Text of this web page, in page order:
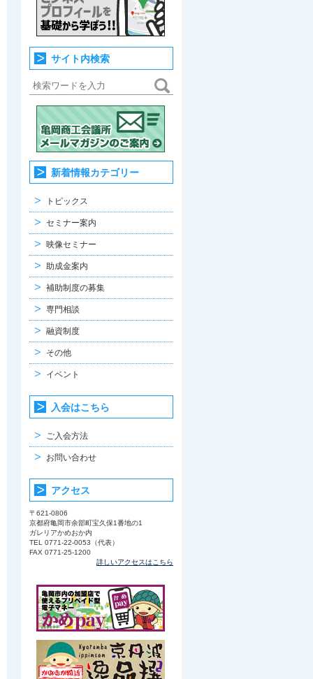
サイト内検索
新着情報カテゴリー
トピックス
セミナー案内
映像セミナー
助成金案内
補助制度の募集
専門相談
融資制度
その他
イベント
入会はこちら
ご入会方法
お問い合わせ
アクセス
〒621-0806
京都府亀岡市余部町宝久保1番地の1
ガレリアかめおか内
TEL 0771-22-0053（代表）
FAX 0771-25-1200
詳しいアクセスはこちら